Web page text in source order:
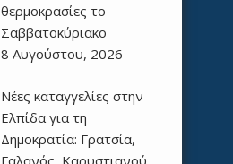
θερμοκρασίες το
Σαββατοκύριακο
8 Αυγούστου, 2026
Νέες καταγγελίες στην
Ελπίδα για τη
Δημοκρατία: Γρατσία,
Γαλανός, Καρυστιανού